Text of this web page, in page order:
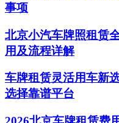
事项
北京小汽车牌照租赁
用及流程详解
车牌租赁灵活用车新
选择靠谱平台